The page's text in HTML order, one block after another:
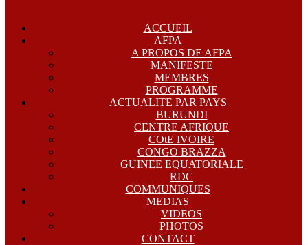
ACCUEIL
AFPA
A PROPOS DE AFPA
MANIFESTE
MEMBRES
PROGRAMME
ACTUALITE PAR PAYS
BURUNDI
CENTRE AFRIQUE
COtE IVOIRE
CONGO BRAZZA
GUINEE EQUATORIALE
RDC
COMMUNIQUES
MEDIAS
VIDEOS
PHOTOS
CONTACT